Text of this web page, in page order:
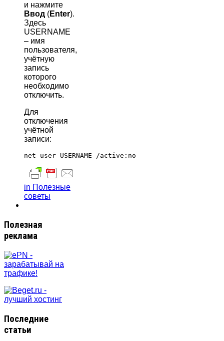
и нажмите
Ввод (Enter).
Здесь
USERNAME
– имя
пользователя,
учётную
запись
которого
необходимо
отключить.
Для
отключения
учётной
записи:
in Полезные
советы
Полезная
реклама
Последние
статьи